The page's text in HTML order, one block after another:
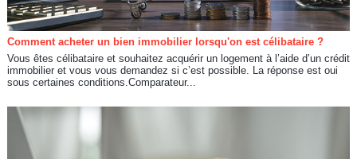
Comment acheter un bien immobilier lorsqu'on est célibataire ?
Vous êtes célibataire et souhaitez acquérir un logement à l’aide d’un crédit
immobilier et vous vous demandez si c’est possible. La réponse est oui
sous certaines conditions.Comparateur...